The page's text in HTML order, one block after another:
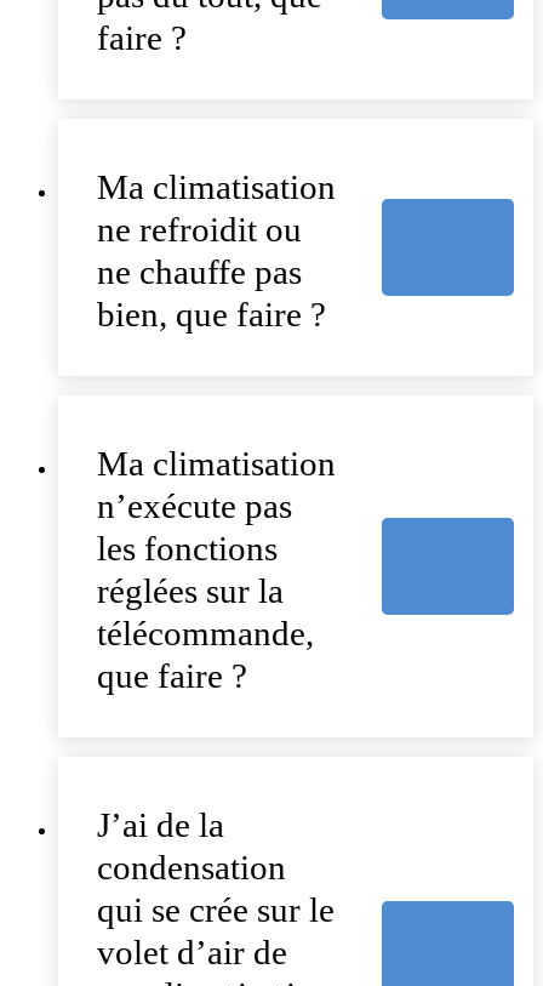
faire ?
Ma climatisation
ne refroidit ou
ne chauffe pas
bien, que faire ?
Ma climatisation
n’exécute pas
les fonctions
réglées sur la
télécommande,
que faire ?
J’ai de la
condensation
qui se crée sur le
volet d’air de